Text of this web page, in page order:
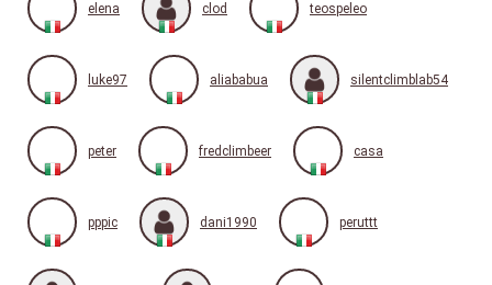
elena clod teospeleo
luke97 aliababua silentclimblab54
peter fredclimbeer casa
pppic dani1990 peruttt